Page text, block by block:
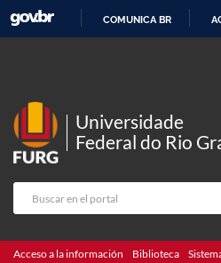
COMUNICA BR
Universidade
Federal do Rio
Acceso a la información Biblioteca